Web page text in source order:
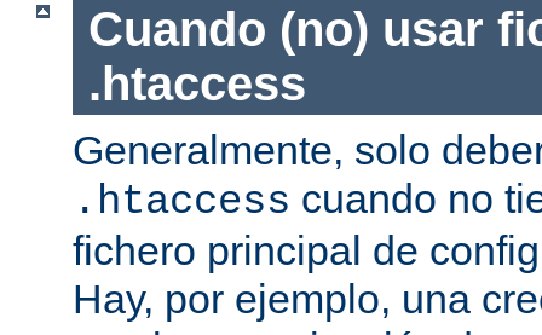
Cuando (no) usar
.htaccess
Generalmente, solo
.htaccess cuando no
fichero principal de
Hay, por ejemplo, una